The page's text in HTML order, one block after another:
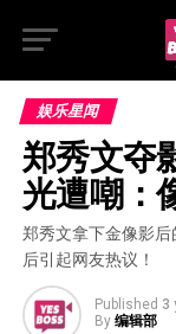
娱乐星闻
郑秀文夺
光遭嘲：
郑秀文拿下金像影
后引起网友热议！
Published 3
By 编辑部